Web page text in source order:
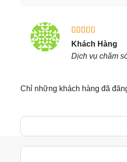
Được xếp
hạng55
sao
Khách Hàng
Dịch vụ chăm
Chỉ những khách hàng đã